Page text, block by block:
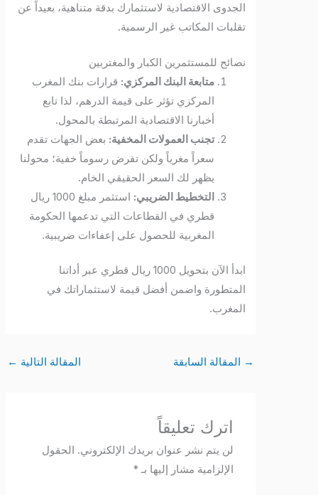
الجدوى الاقتصادية لاستثمارك بدقة متناهية، بعيداً عن
تقلبات المكاتب غير الرسمية.
نصائح للمستثمرين الكبار والمغتربين
متابعة البنك المركزي:قرارات بنك المغرب
المركزي تؤثر على قيمة الدرهم، لذا تابع
أخبارنا الاقتصادية المرتبطة بالمحول.
تجنب العمولات المخفية:بعض الجهات تقدم
سعراً مغرياً ولكن تفرض رسوماً خفية؛ محولنا
يظهر لك السعر الحقيقي الخام.
التخطيط الضريبي:
استثمر مبلغ 1000 ريال
قطري في القطاعات التي تدعمها الحكومة
المغربية للحصول على إعفاءات ضريبية.
ابدأ الآن بتحويل 1000 ريال قطري عبر أداتنا
المتطورة واضمن أفضل قيمة لاستثماراتك في
المغرب.
المقالة السابقة المقالة التالية←
اترك تعليقاً
لن يتم نشر عنوان بريدك الإلكتروني. الحقول
الإلزامية مشار إليها بـ*